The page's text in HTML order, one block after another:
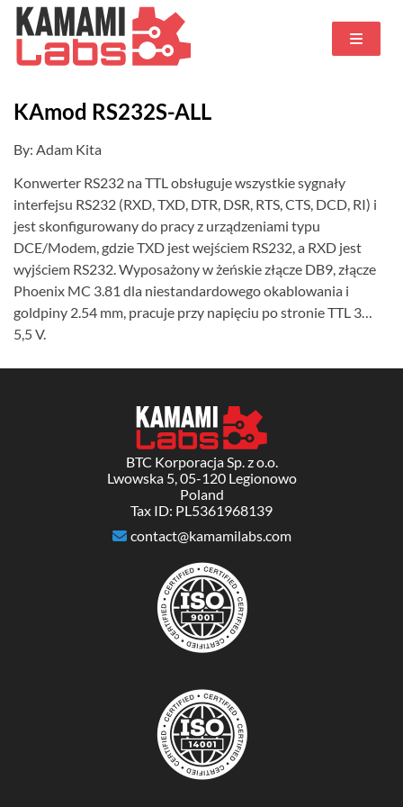
KAmod RS232S-ALL
By: Adam Kita
Konwerter RS232 na TTL obsługuje wszystkie sygnały
interfejsu RS232 (RXD, TXD, DTR, DSR, RTS, CTS, DCD, RI) i
jest skonfigurowany do pracy z urządzeniami typu
DCE/Modem, gdzie TXD jest wejściem RS232, a RXD jest
wyjściem RS232. Wyposażony w żeńskie złącze DB9, złącze
Phoenix MC 3.81 dla niestandardowego okablowania i
goldpiny 2.54 mm, pracuje przy napięciu po stronie TTL 3…
5,5 V.
BTC Korporacja Sp. z o.o.
Lwowska 5, 05-120 Legionowo
Poland
Tax ID: PL5361968139
contact@kamamilabs.com